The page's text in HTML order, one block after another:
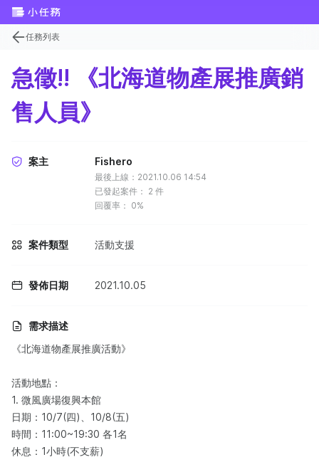
任務列表
急徵!! 《北海道物產展推廣銷
售人員》
案主 Fishero
最後上線：2021.10.06 14:54
已發起案件： 2 件
回覆率： 0%
案件類型 活動支援
發佈日期 2021.10.05
需求描述
《北海道物產展推廣活動》
活動地點：
1. 微風廣場復興本館
日期：10/7(四)、10/8(五)
時間：11:00~19:30 各1名
休息：1小時(不支薪)